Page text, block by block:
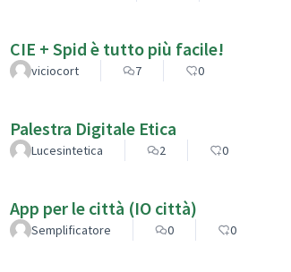
CIE + Spid è tutto più facile!
viciocort 7 0
Palestra Digitale Etica
Lucesintetica 2 0
App per le città (IO città)
Semplificatore 0 0